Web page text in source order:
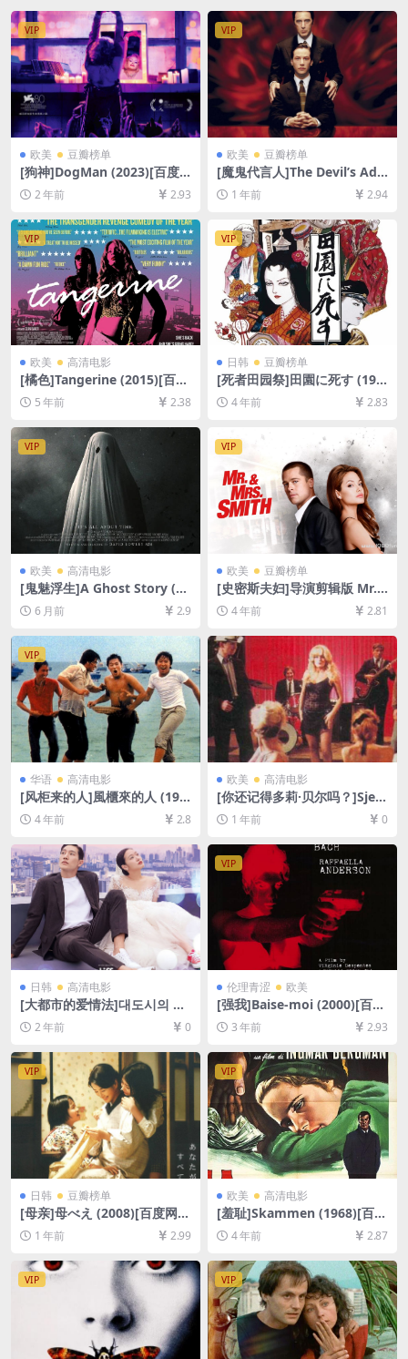
VIP
欧美 豆瓣榜单
[狗神]DogMan (2023)[百度
网盘+夸克网盘1080P超清未
删减资源][网盘在线播放/下
2 年前 2.93
VIP
欧美 豆瓣榜单
[魔鬼代言人]The Devil’s Adv
ocate (1997)[百度网盘+夸克
网盘1080P超清未删减资源]
6GB][中英字幕]
1 年前 2.94
VIP
欧美 高清电影
[橘色]Tangerine (2015)[百度
网盘+迅雷云盘资源1080P超
清未删减][MP4/5.5GB][中英
字幕]
5 年前 2.38
VIP
日韩 豆瓣榜单
[死者田园祭]田園に死す (197
4)[百度网盘+迅雷云盘资源10
80P超清][MP4/6.2GB][日语
4 年前 2.83
VIP
欧美 高清电影
[鬼魅浮生]A Ghost Story (20
17)[百度网盘+夸克网盘1080P
超清未删减资源][网盘在线播
放/下载][MP4/5.6GB][中英字
幕]
6 月前 2.9
VIP
欧美 豆瓣榜单
[史密斯夫妇]导演剪辑版 Mr.
& Mrs. Smith (2005)[百度网
盘+迅雷云盘资源1080P超清
未删减][MP4/8GB][中英字幕]
4 年前 2.81
VIP
华语 高清电影
[风柜来的人]風櫃來的人 (198
3)[百度网盘+迅雷云盘资源10
80P超清未删减][MP4/6GB]
4 年前 2.8
欧美 高清电影
[你还记得多莉·贝尔吗？]Sjeć
aš li se Doli Bel? (1981)[百度
网盘+夸克网盘1080P超清未
载][MP4/6.9GB][中文字幕]
1 年前 0
日韩 高清电影
[大都市的爱情法]대도시의 사
랑법 (2024)[百度网盘+夸克网
盘1080P超清未删减资源][网
盘在线播放/下载][MP4/5.7G
B][中文字幕]
2 年前 0
VIP
伦理青涩 欧美
[强我]Baise-moi (2000)[百度
网盘+夸克网盘资源1080P超
清未删减][MP4/4GB][中文字
幕][视频文件+防和谐加密压缩
包]
3 年前 2.93
VIP
日韩 豆瓣榜单
[母亲]母べえ (2008)[百度网盘
+夸克网盘1080P超清未删减
资源][网盘在线播放/下载][MP
4/9.5GB][中文字幕]
1 年前 2.99
VIP
欧美 高清电影
[羞耻]Skammen (1968)[百度
网盘+迅雷云盘资源1080P超
清未删减][MP4/6.5GB][中文
字幕]
4 年前 2.87
VIP VIP